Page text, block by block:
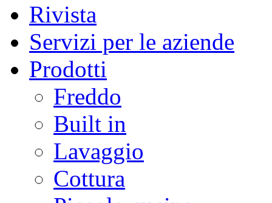
Rivista
Servizi per le aziende
Prodotti
Freddo
Built in
Lavaggio
Cottura